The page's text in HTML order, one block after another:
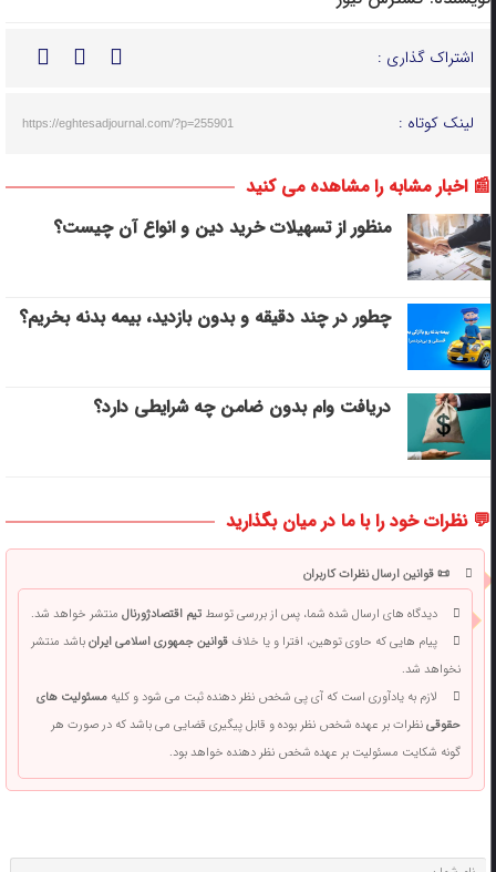
اشتراک گذاری :
لینک کوتاه : https://eghtesadjournal.com/?p=255901
📰 اخبار مشابه را مشاهده می کنید
منظور از تسهیلات خرید دین و انواع آن چیست؟
چطور در چند دقیقه و بدون بازدید، بیمه بدنه بخریم؟
دریافت وام بدون ضامن چه شرایطی دارد؟
💬 نظرات خود را با ما در میان بگذارید
📜 قوانین ارسال نظرات کاربران
دیدگاه های ارسال شده شما، پس از بررسی توسطتیم اقتصادژورنالمنتشر خواهد شد.
پیام هایی که حاوی توهین، افترا و یا خلافقوانین جمهوری اسلامی ایرانباشد منتشر
نخواهد شد.
لازم به یادآوری است که آی پی شخص نظر دهنده ثبت می شود و کلیهمسئولیت های
حقوقینظرات بر عهده شخص نظر بوده و قابل پیگیری قضایی می باشد که در صورت هر
گونه شکایت مسئولیت بر عهده شخص نظر دهنده خواهد بود.